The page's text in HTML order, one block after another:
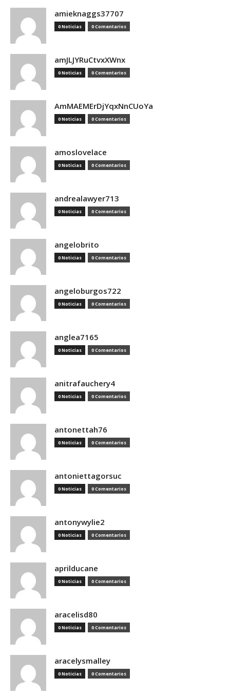
amieknaggs37707
0 Noticias 0 Comentarios
amJLJYRuCtvxXWnx
0 Noticias 0 Comentarios
AmMAEMErDjYqxNnCUoYa
0 Noticias 0 Comentarios
amoslovelace
0 Noticias 0 Comentarios
andrealawyer713
0 Noticias 0 Comentarios
angelobrito
0 Noticias 0 Comentarios
angeloburgos722
0 Noticias 0 Comentarios
anglea7165
0 Noticias 0 Comentarios
anitrafauchery4
0 Noticias 0 Comentarios
antonettah76
0 Noticias 0 Comentarios
antoniettagorsuc
0 Noticias 0 Comentarios
antonywylie2
0 Noticias 0 Comentarios
aprilducane
0 Noticias 0 Comentarios
aracelisd80
0 Noticias 0 Comentarios
aracelysmalley
0 Noticias 0 Comentarios